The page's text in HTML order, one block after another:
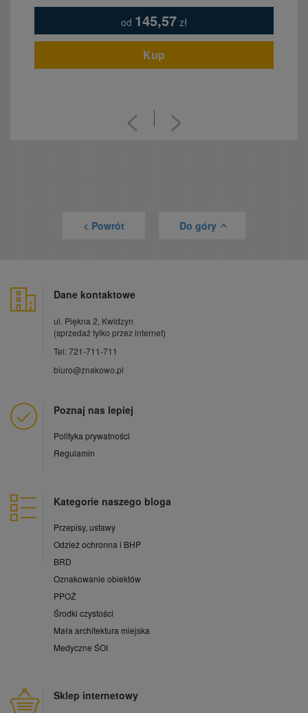
od 145,57 zł
Kup
< >
< Powrót Do góry>
Dane kontaktowe
ul. Piękna 2, Kwidzyn
(sprzedaż tylko przez internet)
Tel: 721-711-711
biuro@znakowo.pl
Poznaj nas lepiej
Polityka prywatności
Regulamin
Kategorie naszego bloga
Przepisy, ustawy
Odzież ochronna i BHP
BRD
Oznakowanie obiektów
PPOŻ
Środki czystości
Mała architektura miejska
Medyczne ŚOI
Sklep internetowy